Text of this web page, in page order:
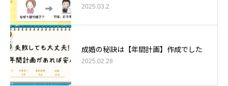
2025.03.2
成婚の秘訣は【年間計画】作成でした
2025.02.28